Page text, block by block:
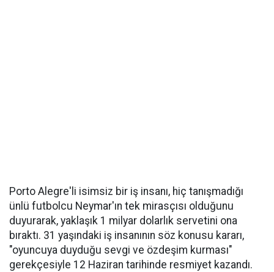
Porto Alegre'li isimsiz bir iş insanı, hiç tanışmadığı
ünlü futbolcu Neymar'ın tek mirasçısı olduğunu
duyurarak, yaklaşık 1 milyar dolarlık servetini ona
bıraktı. 31 yaşındaki iş insanının söz konusu kararı,
"oyuncuya duyduğu sevgi ve özdeşim kurması"
gerekçesiyle 12 Haziran tarihinde resmiyet kazandı.